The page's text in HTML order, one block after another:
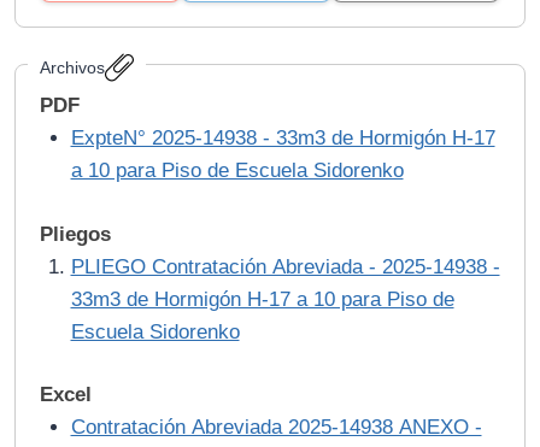
Archivos
PDF
ExpteN° 2025-14938 - 33m3 de Hormigón H-17
a 10 para Piso de Escuela Sidorenko
Pliegos
PLIEGO Contratación Abreviada - 2025-14938 -
33m3 de Hormigón H-17 a 10 para Piso de
Escuela Sidorenko
Excel
Contratación Abreviada 2025-14938 ANEXO -